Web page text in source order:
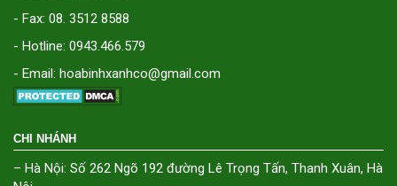
- Fax: 08. 3512 8588
- Hotline: 0943.466.579
- Email: hoabinhxanhco@gmail.com
CHI NHÁNH
– Hà Nội: Số 262 Ngõ 192 đường Lê Trọng Tấn, Thanh Xuân, Hà